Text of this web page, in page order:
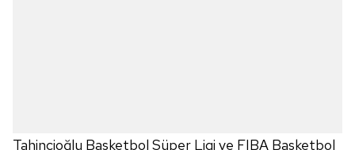
Tahincioğlu Basketbol Süper Ligi ve FIBA Basketbol